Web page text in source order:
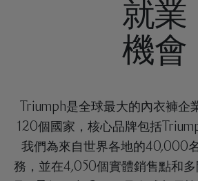
就業
機會
Triumph是全球最大的內衣褲企
120個國家，核心品牌包括
我們為來自世界各地的40,000
務，並在4,050個實體銷售點和